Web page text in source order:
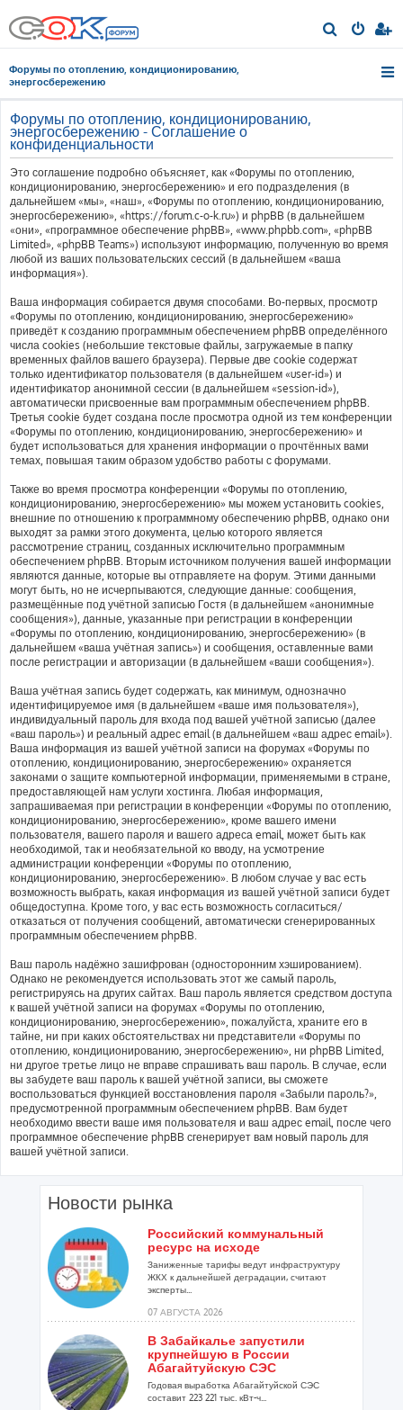
о
Форумы по отоплению, кондиционированию,
энергосбережению
Форумы по отоплению, кондиционированию,
энергосбережению - Соглашение о
конфиденциальности
Это соглашение подробно объясняет, как «Форумы по отоплению,
кондиционированию, энергосбережению» и его подразделения (в
дальнейшем «мы», «наш», «Форумы по отоплению, кондиционированию,
энергосбережению», «https://forum.c-o-k.ru») и phpBB (в дальнейшем
«они», «программное обеспечение phpBB», «www.phpbb.com», «phpBB
Limited», «phpBB Teams») используют информацию, полученную во время
любой из ваших пользовательских сессий (в дальнейшем «ваша
информация»).
Ваша информация собирается двумя способами. Во-первых, просмотр
«Форумы по отоплению, кондиционированию, энергосбережению»
приведёт к созданию программным обеспечением phpBB определённого
числа cookies (небольшие текстовые файлы, загружаемые в папку
временных файлов вашего браузера). Первые две cookie содержат
только идентификатор пользователя (в дальнейшем «user-id») и
идентификатор анонимной сессии (в дальнейшем «session-id»),
автоматически присвоенные вам программным обеспечением phpBB.
Третья cookie будет создана после просмотра одной из тем конференции
«Форумы по отоплению, кондиционированию, энергосбережению» и
будет использоваться для хранения информации о прочтённых вами
темах, повышая таким образом удобство работы с форумами.
Также во время просмотра конференции «Форумы по отоплению,
кондиционированию, энергосбережению» мы можем установить cookies,
внешние по отношению к программному обеспечению phpBB, однако они
выходят за рамки этого документа, целью которого является
рассмотрение страниц, созданных исключительно программным
обеспечением phpBB. Вторым источником получения вашей информации
являются данные, которые вы отправляете на форум. Этими данными
могут быть, но не исчерпываются, следующие данные: сообщения,
размещённые под учётной записью Гостя (в дальнейшем «анонимные
сообщения»), данные, указанные при регистрации в конференции
«Форумы по отоплению, кондиционированию, энергосбережению» (в
дальнейшем «ваша учётная запись») и сообщения, оставленные вами
после регистрации и авторизации (в дальнейшем «ваши сообщения»).
Ваша учётная запись будет содержать, как минимум, однозначно
идентифицируемое имя (в дальнейшем «ваше имя пользователя»),
индивидуальный пароль для входа под вашей учётной записью (далее
«ваш пароль») и реальный адрес email (в дальнейшем «ваш адрес email»).
Ваша информация из вашей учётной записи на форумах «Форумы по
отоплению, кондиционированию, энергосбережению» охраняется
законами о защите компьютерной информации, применяемыми в стране,
предоставляющей нам услуги хостинга. Любая информация,
запрашиваемая при регистрации в конференции «Форумы по отоплению,
кондиционированию, энергосбережению», кроме вашего имени
пользователя, вашего пароля и вашего адреса email, может быть как
необходимой, так и необязательной ко вводу, на усмотрение
администрации конференции «Форумы по отоплению,
кондиционированию, энергосбережению». В любом случае у вас есть
возможность выбрать, какая информация из вашей учётной записи будет
общедоступна. Кроме того, у вас есть возможность согласиться/
отказаться от получения сообщений, автоматически сгенерированных
программным обеспечением phpBB.
Ваш пароль надёжно зашифрован (односторонним хэшированием).
Однако не рекомендуется использовать этот же самый пароль,
регистрируясь на других сайтах. Ваш пароль является средством доступа
к вашей учётной записи на форумах «Форумы по отоплению,
кондиционированию, энергосбережению», пожалуйста, храните его в
тайне, ни при каких обстоятельствах ни представители «Форумы по
отоплению, кондиционированию, энергосбережению», ни phpBB Limited,
ни другое третье лицо не вправе спрашивать ваш пароль. В случае, если
вы забудете ваш пароль к вашей учётной записи, вы сможете
воспользоваться функцией восстановления пароля «Забыли пароль?»,
предусмотренной программным обеспечением phpBB. Вам будет
необходимо ввести ваше имя пользователя и ваш адрес email, после чего
программное обеспечение phpBB сгенерирует вам новый пароль для
вашей учётной записи.
Новости рынка
Российский коммунальный
ресурс на исходе
Заниженные тарифы ведут инфраструктуру
ЖКХ к дальнейшей деградации, считают
эксперты...
07 АВГУСТА 2026
В Забайкалье запустили
крупнейшую в России
Абагайтуйскую СЭС
Годовая выработка Абагайтуйской СЭС
составит 223 221 тыс. кВт-ч...